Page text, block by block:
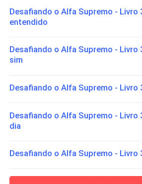
Desafiando o Alfa Supremo -
entendido
Desafiando o Alfa Supremo -
sim
Desafiando o Alfa Supremo -
Desafiando o Alfa Supremo -
dia
Desafiando o Alfa Supremo -